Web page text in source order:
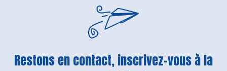
Restons en contact, inscrivez-vous à la